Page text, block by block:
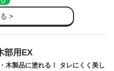
>
部用EX
木製品に塗れる！ タレにくく美し